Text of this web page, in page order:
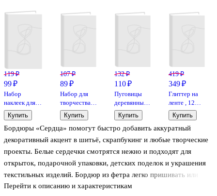
Бордюры «Сердца» помогут быстро добавить аккуратный
декоративный акцент в шитьё, скрапбукинг и любые творческие
проекты. Белые сердечки смотрятся нежно и подходят для
открыток, подарочной упаковки, детских поделок и украшения
текстильных изделий. Бордюр из фетра легко пришивать или
приклеивать, а при необходимости — подрезать по длине.
Перейти к описанию и характеристикам
119 ₽
99 ₽
Набор
наклеек для
скрапбукинга
на картонке
(11062100) (6
видов)
Купить
107 ₽
89 ₽
Набор для
творчества,
Набор бусин
Craft Deco,
граненые,
3шт, 2см,
золотом
Купить
132 ₽
110 ₽
Пуговицы
деревянные
Птички в
клетке (3см)
(10шт)
(пакет) (11-
Купить
419 ₽
349 ₽
Глиттер на
ленте , 12
цветов, 5 гр
11-24801-11-
1
Купить